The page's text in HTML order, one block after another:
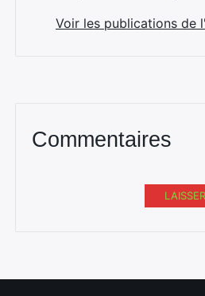
Voir les publications de
Commentaires